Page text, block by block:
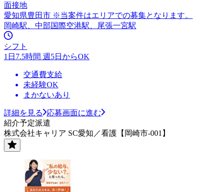
面接地
愛知県豊田市 ※当案件はエリアでの募集となります。
岡崎駅、中部国際空港駅、尾張一宮駅
シフト
1日7.5時間 週5日からOK
交通費支給
未経験OK
まかないあり
詳細を見る
応募画面に進む
紹介予定派遣
株式会社キャリア SC愛知／看護【岡崎市-001】